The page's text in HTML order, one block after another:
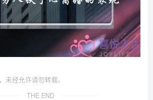
未经允许请勿转载。
THE END